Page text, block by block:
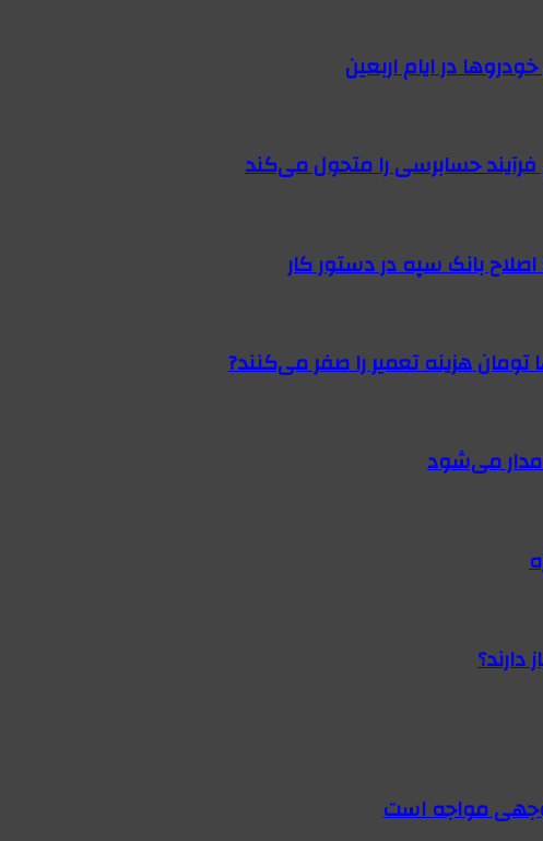
در ایام اربعین
حسابرسی را متحول می‌کند
تومان هزینه تعمیر را صفر می‌کنند?
مواجه است